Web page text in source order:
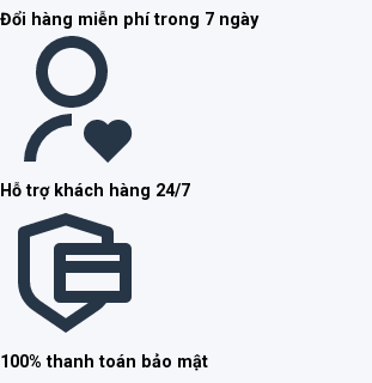
Đổi hàng miễn phí trong 7 ngày
Hỗ trợ khách hàng 24/7
100% thanh toán bảo mật